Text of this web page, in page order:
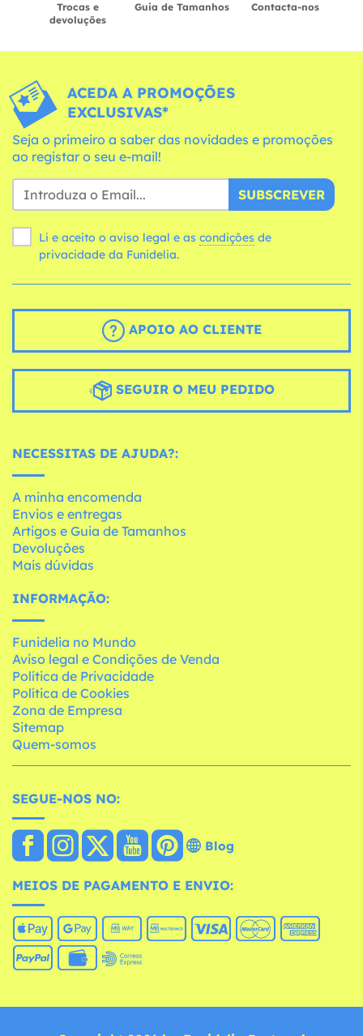
Trocas e
devoluções
Guia de Tamanhos Contacta-nos
ACEDA A PROMOÇÕES
EXCLUSIVAS*
Seja o primeiro a saber das novidades e promoções
ao registar o seu e-mail!
SUBSCREVER
Li e aceito o aviso legal e as condições
privacidade da Funidelia.
APOIO AO CLIENTE
SEGUIR O MEU PEDIDO
NECESSITAS DE AJUDA?:
A minha encomenda
Envios e entregas
Artigos e Guia de Tamanhos
Devoluções
Mais dúvidas
INFORMAÇÃO:
Funidelia no Mundo
Aviso legal e Condições de Venda
Política de Privacidade
Política de Cookies
Zona de Empresa
Sitemap
Quem-somos
SEGUE-NOS NO:
Blog
MEIOS DE PAGAMENTO E ENVIO: